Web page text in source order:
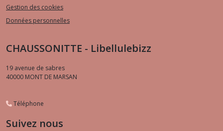
Gestion des cookies
Données personnelles
CHAUSSONITTE - Libellulebizz
19 avenue de sabres
40000 MONT DE MARSAN
Téléphone
Suivez nous